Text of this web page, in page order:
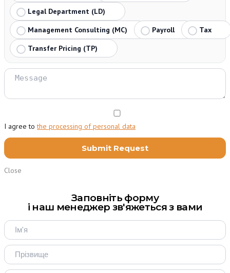
Legal Department (LD)
Management Consulting (MC)
Payroll
Tax
Transfer Pricing (TP)
I agree tothe processing of personal data
Close
Заповніть форму
і наш менеджер зв'яжеться з вами